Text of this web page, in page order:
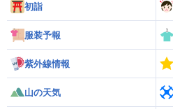
初詣
服装予報
紫外線情報
山の天気